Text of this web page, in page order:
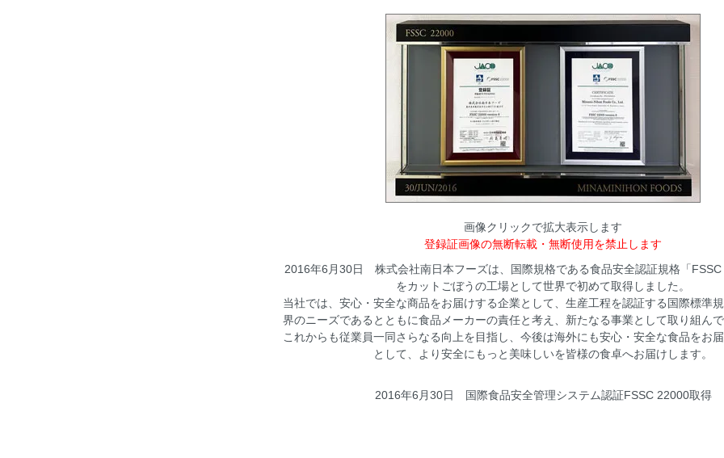
画像クリックで拡大表示します
登録証画像の無断転載・無断使用を禁止します
2016年6月30日 株式会社南日本フーズは、国際規格である食品安全認証規格「
をカットごぼうの工場として世界で初めて取得しました。
当社では、安心・安全な商品をお届けする企業として、生産工程を認証する国際標準
界のニーズであるとともに食品メーカーの責任と考え、新たなる事業として取り組んで
これからも従業員一同さらなる向上を目指し、今後は海外にも安心・安全な食品をお
として、より安全にもっと美味しいを皆様の食卓へお届けします。
2016年6月30日 国際食品安全管理システム認証FSSC 22000取得